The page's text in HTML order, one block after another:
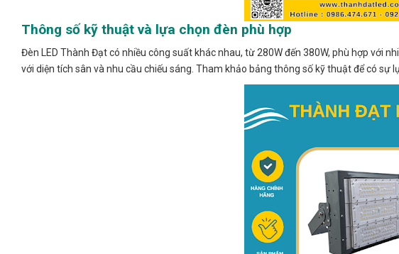
Thông số kỹ thuật và lựa chọn đèn phù hợp
Đèn LED Thành Đạt có nhiều công suất khác nhau, từ 280W đến 380W, phù hợp với
với diện tích sân và nhu cầu chiếu sáng. Tham khảo bảng thông số kỹ thuật để có sự